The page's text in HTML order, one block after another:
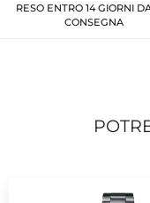
RESO ENTRO 14 GIORNI
CONSEGNA